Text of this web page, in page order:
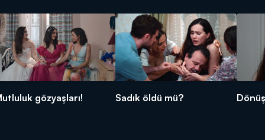
gözyaşları! Sadık öldü mü?